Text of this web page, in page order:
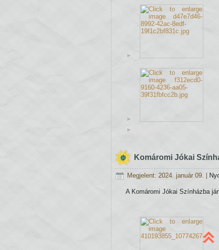
Komáromi Jókai
Megjelent: 2024. január 09.
A Komáromi Jókai Színházba